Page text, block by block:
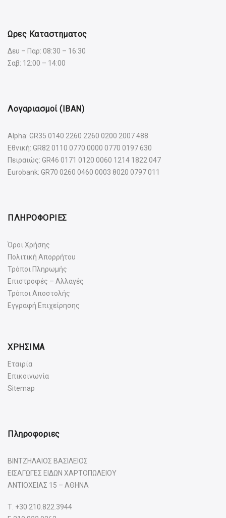
Ωρες Καταστηματος
Δευ – Παρ: 08:30 – 16:30
Σαβ: 12:00 – 14:00
Λογαριασμοί (IBAN)
Alpha: GR35 0140 2260 2260 0200 2007 488
Εθνική: GR82 0110 0770 0000 0770 0197 630
Πειραιώς: GR46 0171 0120 0060 1214 1822 047
Eurobank: GR70 0260 0460 0003 8020 0797 011
ΠΛΗΡΟΦΟΡΙΕΣ
Όροι Χρήσης
Πολιτική Απορρήτου
Τρόποι Πληρωμής
Επιστροφές – Αλλαγές
Τρόποι Αποστολής
Εγγραφή Επιχείρησης
ΧΡΗΣΙΜΑ
Εταιρία
Επικοινωνία
Sitemap
Πληροφοριες
ΒΙΝΤΖΗΛΑΙΟΣ ΒΑΣΙΛΕΙΟΣ
ΕΙΣΑΓΩΓΕΣ ΕΙΔΩΝ ΧΑΡΤΟΠΩΛΕΙΟΥ
ΑΝΤΙΟΧΕΙΑΣ 15 – ΑΘΗΝΑ
Τ. +30 210.822.3944